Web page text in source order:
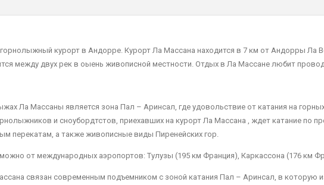
курорт в Андорре. Курорт Ла Массана находится в 7 км от Андорры Ла
между двух рек в оыень живописной местности. Отдых в Ла Массане любит
Ла Массаны является зона Пал – Аринсал, где удовольствие от катания на
и сноубордтстов, приехавших на курорт Ла Массана , ждет катание по
перекатам, а также живописные виды Пиренейских гор.
от международных аэропортов: Тулузы (195 км Франция), Каркассона (176 км
связан современным подъемником с зоной катания Пал – Аринсал, в которую